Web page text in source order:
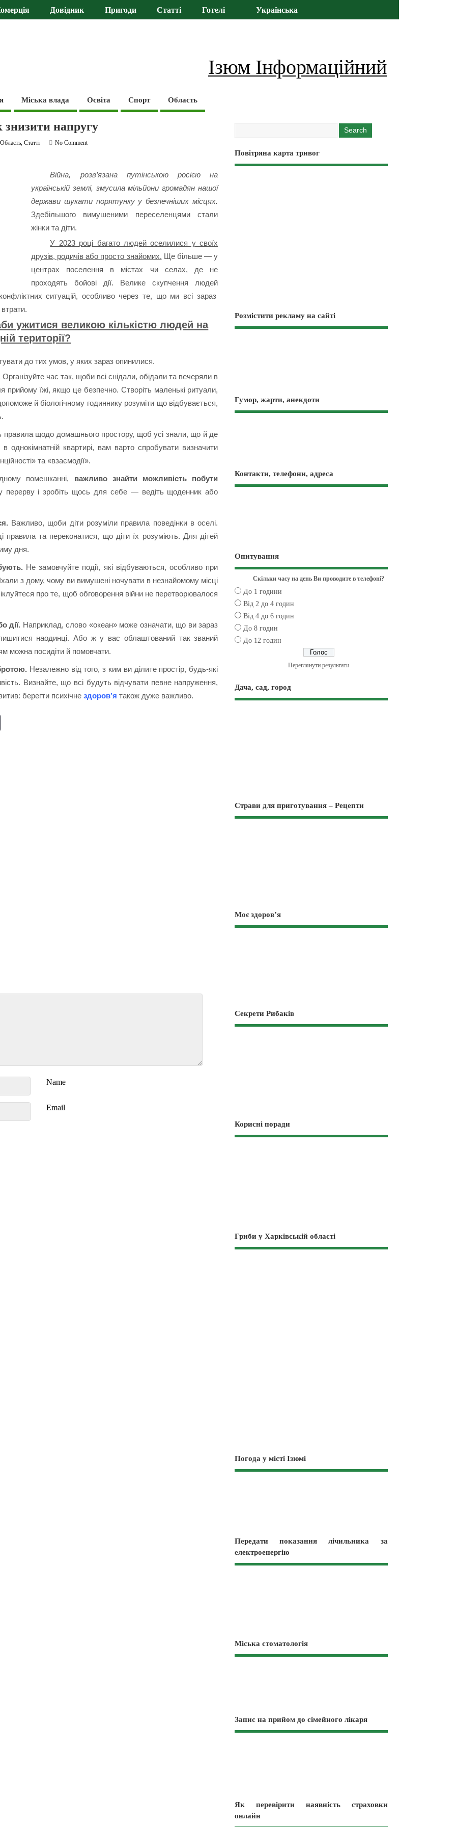
Довідник Пригоди Статті Готелі Українська
Ізюм Інформаційний
Міська влада Освіта Спорт Область
знизити напругу
Область,Статті
No Comment
Війна, розв’язана путінською росією на
українській землі, змусила мільйони громадян нашої
держави шукати порятунку у безпечніших місцях.
Здебільшого вимушеними переселенцями стали
жінки та діти.
У 2023 році багато людей оселилися у своїх
друзів, родичів або просто знайомих. Ще більше — у
центрах поселення в містах чи селах, де не
проходять бойові дії. Велике скупчення людей
ситуацій, особливо через те, що ми всі зараз
ужитися великою кількістю людей на
території?
до тих умов, у яких зараз опинилися.
Організуйте час так, щоби всі снідали, обідали та вечеряли в
прийому їжі, якщо це безпечно. Створіть маленькі ритуали,
й біологічному годиннику розуміти що відбувається,
правила щодо домашнього простору, щоб усі знали, що й де
однокімнатній квартирі, вам варто спробувати визначити
та «взаємодії».
помешканні, важливо знайти можливість побути
перерву і зробіть щось для себе — ведіть щоденник або
Важливо, щоби діти розуміли правила поведінки в оселі.
правила та переконатися, що діти їх розуміють. Для дітей
дня.
Не замовчуйте події, які відбуваються, особливо при
з дому, чому ви вимушені ночувати в незнайомому місці
про те, щоб обговорення війни не перетворювалося
дії. Наприклад, слово «океан» може означати, що ви зараз
наодинці. Або ж у вас облаштований так званий
можна посидіти й помовчати.
Незалежно від того, з ким ви ділите простір, будь-які
Визнайте, що всі будуть відчувати певне напруження,
берегти психічнездоров’я також дуже важливо.
Name
Email
Повітряна карта тривог
Розмістити рекламу на сайті
Гумор, жарти, анекдоти
Контакти, телефони, адреса
Опитування
Скільки часу на день Ви проводите в телефоні?
До 1 години
Від 2 до 4 годин
Від 4 до 6 годин
До 8 годин
До 12 годин
Переглянути результати
Дача, сад, город
Страви для приготування – Рецепти
Моє здоров’я
Секрети Рибаків
Корисні поради
Гриби у Харківській області
Погода у місті Ізюмі
Передати показання лічильника за
електроенергію
Міська стоматологія
Запис на прийом до сімейного лікаря
Як перевірити наявність страховки
онлайн